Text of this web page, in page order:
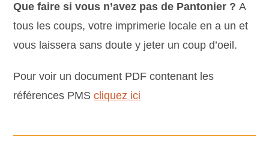
Que faire si vous n’avez pas de Pantonier ?A
tous les coups, votre imprimerie locale en a un et
vous laissera sans doute y jeter un coup d’oeil.
Pour voir un document PDF contenant les
références PMScliquez ici